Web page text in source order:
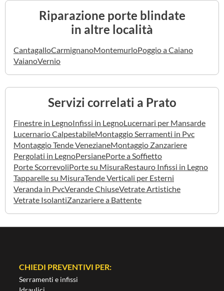
Riparazione porte blindate
in altre località
CantagalloCarmignanoMontemurloPoggio a Caiano
VaianoVernio
Servizi correlati a Prato
Finestre in LegnoInfissi in LegnoLucernari per Mansarde
Lucernario CalpestabileMontaggio Serramenti in Pvc
Montaggio Tende VenezianeMontaggio Zanzariere
Pergolati in LegnoPersianePorte a Soffietto
Porte ScorrevoliPorte su MisuraRestauro Infissi in Legno
Tapparelle su MisuraTende Verticali per Esterni
Veranda in PvcVerande ChiuseVetrate Artistiche
Vetrate IsolantiZanzariere a Battente
CHIEDI PREVENTIVI PER:
Serramenti e infissi